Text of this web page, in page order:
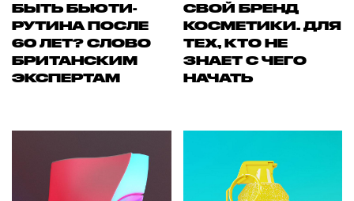
БЫТЬ БЬЮТИ-
РУТИНА ПОСЛЕ
60 ЛЕТ? СЛОВО
БРИТАНСКИМ
ЭКСПЕРТАМ
СВОЙ БРЕНД
КОСМЕТИКИ. ДЛЯ
ТЕХ, КТО НЕ
ЗНАЕТ С ЧЕГО
НАЧАТЬ